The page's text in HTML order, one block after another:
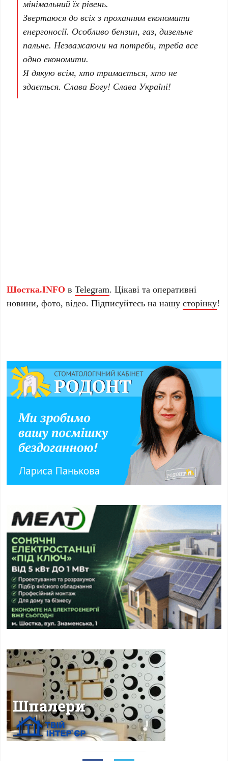
мінімальний їх рівень.
Звертаюся до всіх з проханням економити
енергоносії. Особливо бензин, газ, дизельне
пальне. Незважаючи на потреби, треба все
одно економити.
Я дякую всім, хто тримається, хто не
здається. Слава Богу! Слава Україні!
Шостка.INFO вTelegram. Цікаві та оперативні
новини, фото, відео. Підписуйтесь на нашусторінку!